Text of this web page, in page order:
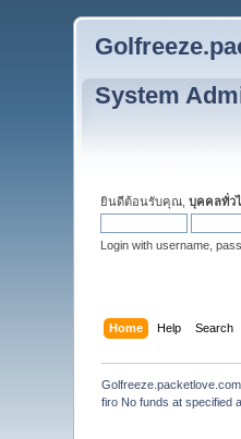
System
ยินดีต้อนรับคุณ,บุคคลทั่ว
Login with username,
Home Help Search
firo No funds at specified